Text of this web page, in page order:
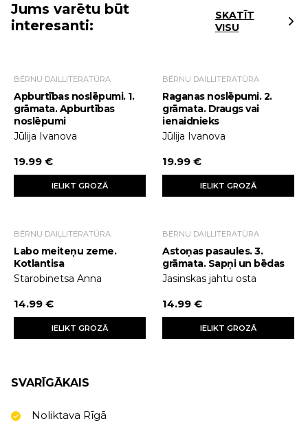
Jums varētu būt
interesanti:
SKATĪT
VISU
BĒRNU DAIĻLITERATŪRA
Apburtības noslēpumi. 1.
grāmata. Apburtības
noslēpumi
Jūlija Ivanova
19.99 €
IELIKT GROZĀ
BĒRNU DAIĻLITERATŪRA
Raganas noslēpumi. 2.
grāmata. Draugs vai
ienaidnieks
Jūlija Ivanova
19.99 €
IELIKT GROZĀ
BĒRNU DAIĻLITERATŪRA
Labo meiteņu zeme.
Kotlantisa
Starobinetsa Anna
14.99 €
IELIKT GROZĀ
BĒRNU DAIĻLITERATŪRA
Astoņas pasaules. 3.
grāmata. Sapņi un bēdas
Jasinskas jahtu osta
14.99 €
IELIKT GROZĀ
SVARĪGĀKAIS
Noliktava Rīgā